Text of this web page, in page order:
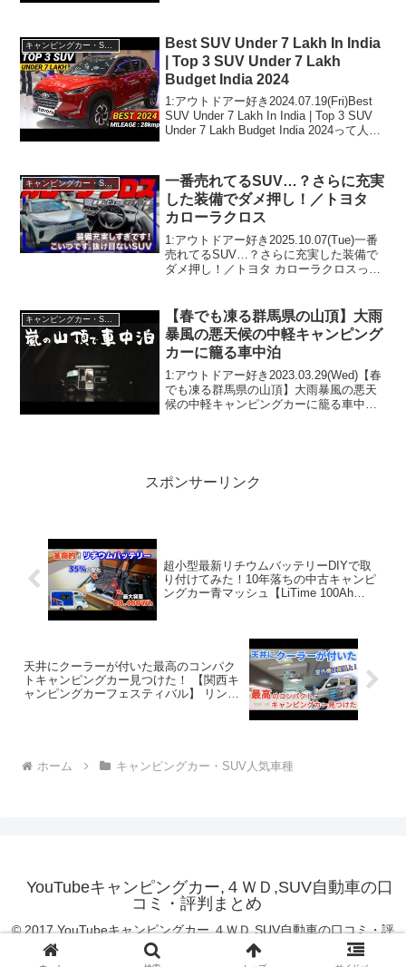
ないで！！2:アウトドアー好...
Best SUV Under 7 Lakh In India
| Top 3 SUV Under 7 Lakh
Budget India 2024
1:アウトドアー好き2024.07.19(Fri)Best
SUV Under 7 Lakh In India | Top 3 SUV
Under 7 Lakh Budget India 2024って人気
キャンピングカー・SUV人気車種
一番売れてるSUV…？さらに充実
した装備でダメ押し！／トヨタ
カローラクロス
1:アウトドアー好き2025.10.07(Tue)一番
売れてるSUV…？さらに充実した装備で
ダメ押し！／トヨタ カローラクロスって
動画は注目です！3:...
【春でも凍る群馬県の山頂】大雨
暴風の悪天候の中軽キャンピング
カーに籠る車中泊
1:アウトドアー好き2023.03.29(Wed)【春
でも凍る群馬県の山頂】大雨暴風の悪天
候の中軽キャンピングカーに籠る車中泊
スポンサーリンク
超小型最新リチウムバッテリーDIYで取
り付けてみた！10年落ちの中古キャンピ
ングカー青マッシュ【LiTime 100Ah
天井にクーラーが付いた最高のコンパク
トキャンピングカー見つけた！ 【関西キ
ャンピングカーフェスティバル】 リンエ
ホーム キャンピングカー・SUV人気車種
YouTubeキャンピングカー,４ＷＤ,SUV自動車の口
コミ・評判まとめ
© 2017 YouTubeキャンピングカー,４ＷＤ,SUV自動車の口コミ・評